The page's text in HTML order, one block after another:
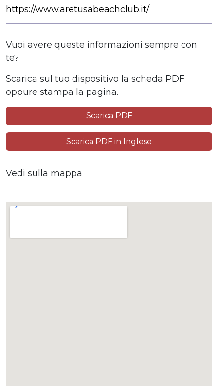
https://www.aretusabeachclub.it/
Vuoi avere queste informazioni sempre con
te?
Scarica sul tuo dispositivo la scheda PDF
oppure stampa la pagina.
Scarica PDF
Scarica PDF in Inglese
Vedi sulla mappa